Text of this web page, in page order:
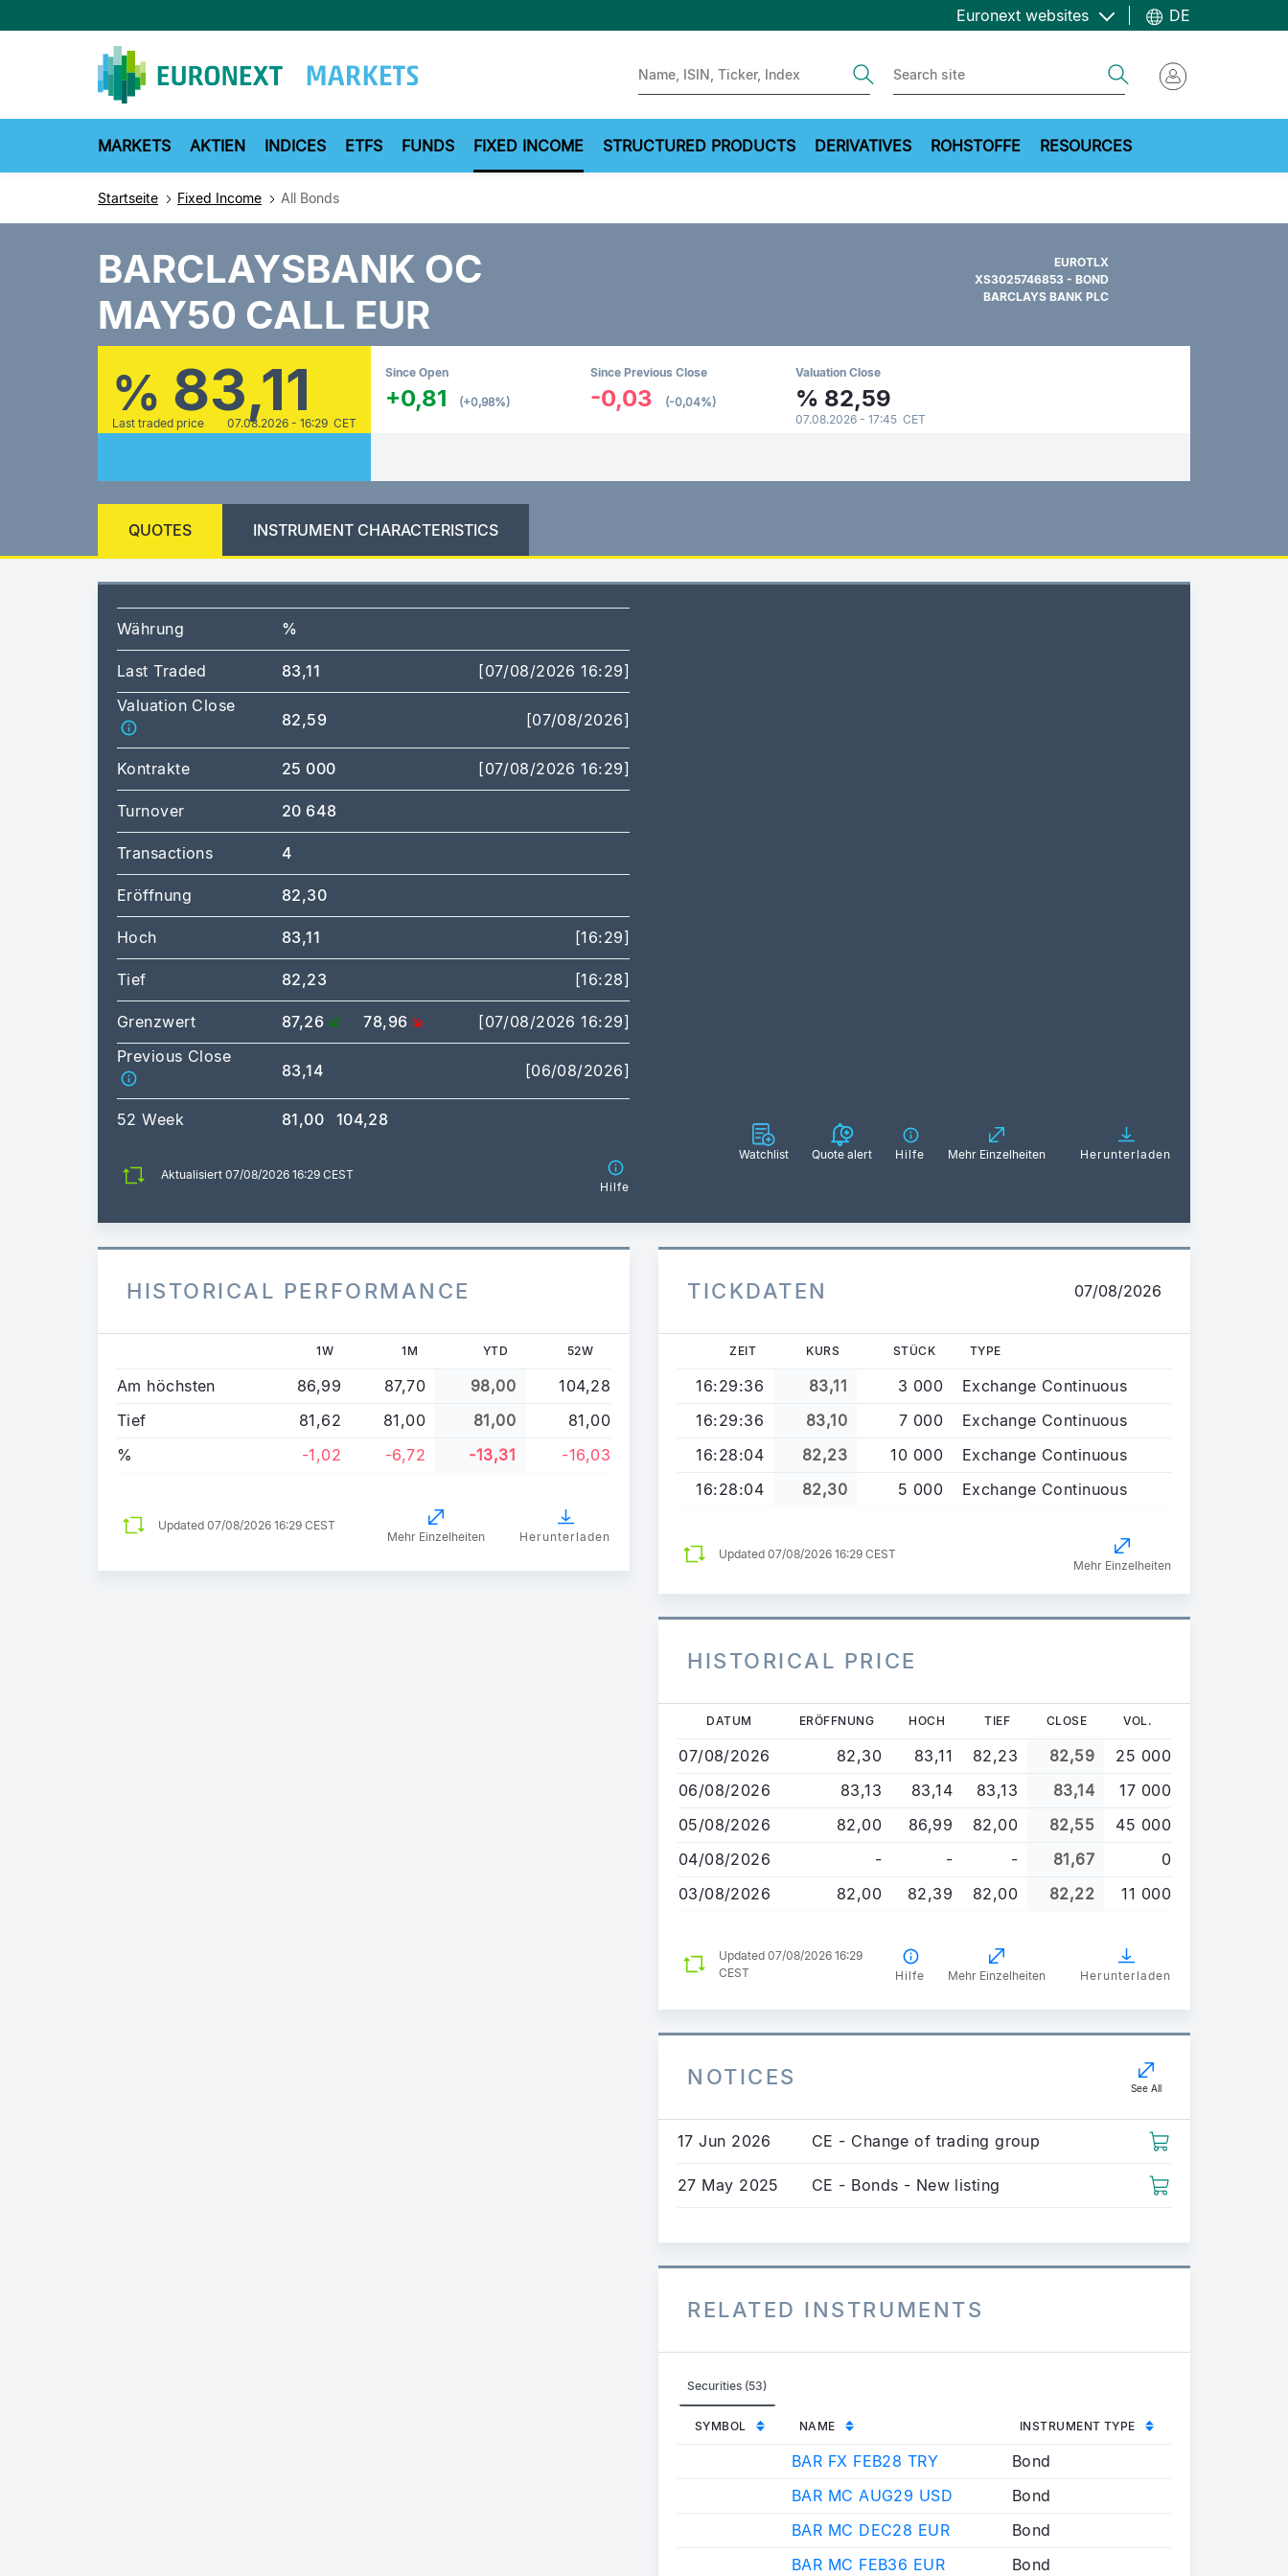
zum
Euronext websites DE
MARKETS AKTIEN INDICES ETFS FUNDS FIXED INCOME STRUCTURED PRODUCTS DERIVATIVES ROHSTOFFE RESOURCES
Startseite Fixed Income All Bonds
BARCLAYSBANK OC
MAY50 CALL EUR
EUROTLX
XS3025746853 - BOND
BARCLAYS BANK PLC
% 83,11
Last traded price 07.08.2026 - 16:29 CET
Since Open
+0,81 (+0,98%)
Since Previous Close
-0,03 (-0,04%)
Valuation Close
% 82,59
07.08.2026 - 17:45 CET
QUOTES INSTRUMENT CHARACTERISTICS
Währung %
Last Traded 83,11
[07/08/2026 16:29]
Valuation Close
82,59 [07/08/2026]
Kontrakte 25 000 [07/08/2026 16:29]
Turnover 20 648
Transactions 4
Eröffnung 82,30
Hoch 83,11 [16:29]
Tief 82,23 [16:28]
Grenzwert 87,26 78,96
[07/08/2026 16:29]
Previous Close
83,14 [06/08/2026]
52 Week 81,00 104,28
Aktualisiert 07/08/2026 16:29 CEST
Hilfe
Watchlist Quote alert Hilfe Mehr Einzelheiten Herunterladen
HISTORICAL PERFORMANCE
1W 1M YTD 52W
Am höchsten 86,99 87,70 98,00
104,28
Tief
81,62 81,00 81,00
81,00
%
-1,02 -6,72 -13,31 -16,03
Updated 07/08/2026 16:29 CEST
Mehr Einzelheiten
Herunterladen
TICKDATEN 07/08/2026
ZEIT KURS STÜCK TYPE
16:29:36 83,11 3 000
Exchange Continuous
16:29:36
83,10 7 000
Exchange Continuous
16:28:04
82,23 10 000
Exchange Continuous
16:28:04
82,30 5 000 Exchange Continuous
Updated 07/08/2026 16:29 CEST
Mehr Einzelheiten
HISTORICAL PRICE
Direkt
Inhalt
DATUM ERÖFFNUNG HOCH TIEF CLOSE VOL.
07/08/2026 82,30 83,11 82,23 82,59
25 000
06/08/2026
83,13 83,14 83,13 83,14
17 000
05/08/2026
82,00 86,99 82,00 82,55
45 000
04/08/2026
- - - 81,67
0
03/08/2026
82,00 82,39 82,00 82,22 11 000
Updated 07/08/2026 16:29
CEST
Hilfe Mehr Einzelheiten Herunterladen
NOTICES See All
17 Jun 2026 CE - Change of trading group
27 May 2025 CE - Bonds - New listing
RELATED INSTRUMENTS
Securities (53)
SYMBOL NAME INSTRUMENT TYPE
BAR FX FEB28 TRY
Bond
BAR MC AUG29 USD
Bond
BAR MC DEC28 EUR
Bond
BAR MC FEB36 EUR
Bond